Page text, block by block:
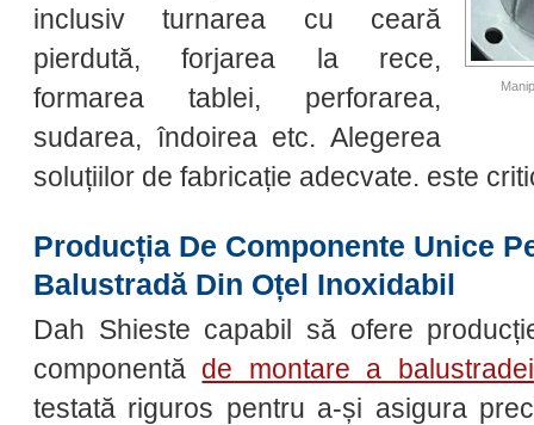
inclusiv turnarea cu ceară
pierdută, forjarea la rece,
formarea tablei, perforarea,
sudarea, îndoirea etc. Alegerea
soluțiilor de fabricație adecvate. este
Producția De Componente Unice
Balustradă Din Oțel Inoxidabil
Dah Shieste capabil să ofere
componentă de montare a balustradei
testată riguros pentru a-și asigura